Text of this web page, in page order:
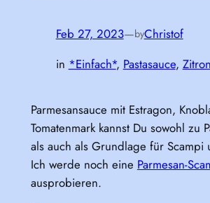
Feb 27, 2023—byChristof
in *Einfach*, Pastasauce,
Parmesansauce mit Estragon,
Tomatenmark kannst Du sowohl zu
als auch als Grundlage für Scampi
Ich werde noch eine Parmesan-
ausprobieren.